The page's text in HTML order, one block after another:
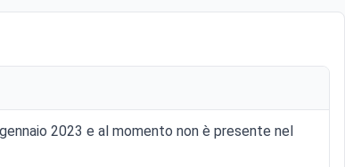
2023 e al momento non è presente nel